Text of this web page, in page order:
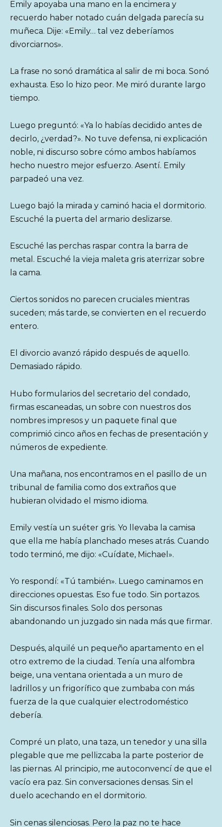
Emily apoyaba una mano en la encimera y
recuerdo haber notado cuán delgada parecía su
muñeca. Dije: «Emily… tal vez deberíamos
divorciarnos».
La frase no sonó dramática al salir de mi boca. Sonó
exhausta. Eso lo hizo peor. Me miró durante largo
tiempo.
Luego preguntó: «Ya lo habías decidido antes de
decirlo, ¿verdad?». No tuve defensa, ni explicación
noble, ni discurso sobre cómo ambos habíamos
hecho nuestro mejor esfuerzo. Asentí. Emily
parpadeó una vez.
Luego bajó la mirada y caminó hacia el dormitorio.
Escuché la puerta del armario deslizarse.
Escuché las perchas raspar contra la barra de
metal. Escuché la vieja maleta gris aterrizar sobre
la cama.
Ciertos sonidos no parecen cruciales mientras
suceden; más tarde, se convierten en el recuerdo
entero.
El divorcio avanzó rápido después de aquello.
Demasiado rápido.
Hubo formularios del secretario del condado,
firmas escaneadas, un sobre con nuestros dos
nombres impresos y un paquete final que
comprimió cinco años en fechas de presentación y
números de expediente.
Una mañana, nos encontramos en el pasillo de un
tribunal de familia como dos extraños que
hubieran olvidado el mismo idioma.
Emily vestía un suéter gris. Yo llevaba la camisa
que ella me había planchado meses atrás. Cuando
todo terminó, me dijo: «Cuídate, Michael».
Yo respondí: «Tú también». Luego caminamos en
direcciones opuestas. Eso fue todo. Sin portazos.
Sin discursos finales. Solo dos personas
abandonando un juzgado sin nada más que firmar.
Después, alquilé un pequeño apartamento en el
otro extremo de la ciudad. Tenía una alfombra
beige, una ventana orientada a un muro de
ladrillos y un frigorífico que zumbaba con más
fuerza de la que cualquier electrodoméstico
debería.
Compré un plato, una taza, un tenedor y una silla
plegable que me pellizcaba la parte posterior de
las piernas. Al principio, me autoconvencí de que el
vacío era paz. Sin conversaciones densas. Sin el
duelo acechando en el dormitorio.
Sin cenas silenciosas. Pero la paz no te hace